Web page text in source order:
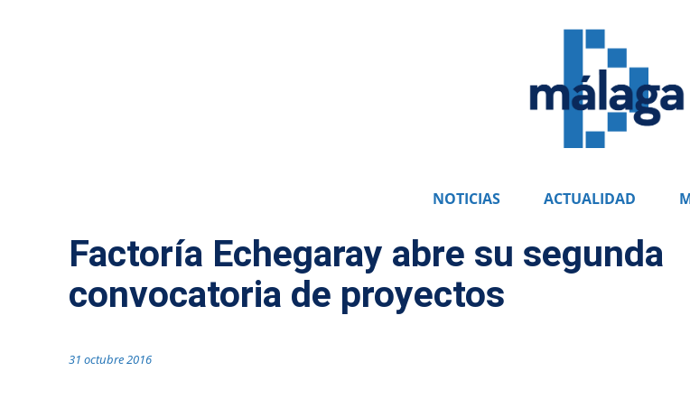
NOTICIAS ACTUALIDAD
Factoría Echegaray abre su segunda
convocatoria de proyectos
31 octubre 2016